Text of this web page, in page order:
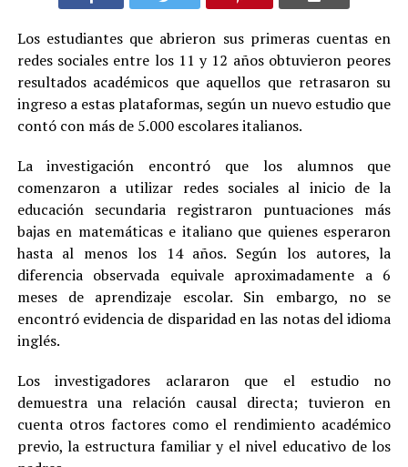
Los estudiantes que abrieron sus primeras cuentas en
redes sociales entre los 11 y 12 años obtuvieron peores
resultados académicos que aquellos que retrasaron su
ingreso a estas plataformas, según un nuevo estudio que
contó con más de 5.000 escolares italianos.
La investigación encontró que los alumnos que
comenzaron a utilizar redes sociales al inicio de la
educación secundaria registraron puntuaciones más
bajas en matemáticas e italiano que quienes esperaron
hasta al menos los 14 años. Según los autores, la
diferencia observada equivale aproximadamente a 6
meses de aprendizaje escolar. Sin embargo, no se
encontró evidencia de disparidad en las notas del idioma
inglés.
Los investigadores aclararon que el estudio no
demuestra una relación causal directa; tuvieron en
cuenta otros factores como el rendimiento académico
previo, la estructura familiar y el nivel educativo de los